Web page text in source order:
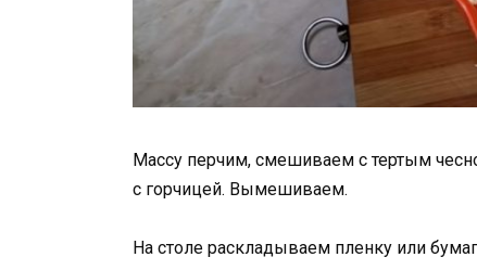
Массу перчим, смешиваем с тертым
с горчицей. Вымешиваем.
На столе раскладываем пленку или